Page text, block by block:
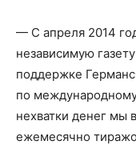
— С апреля 2014
независимую
поддержке
по
нехватки денег мы
ежемесячно